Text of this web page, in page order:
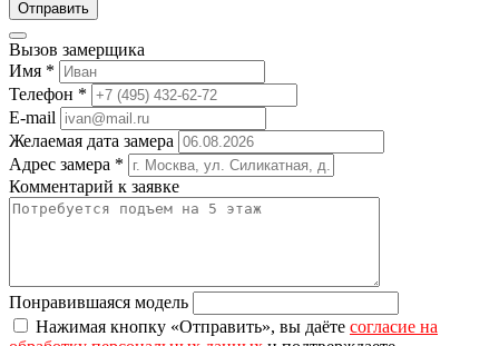
Вызов замерщика
Имя *
Телефон *
E-mail
Желаемая дата замера
Адрес замера *
Комментарий к заявке
Понравившаяся модель
Нажимая кнопку «Отправить», вы даёте согласие на